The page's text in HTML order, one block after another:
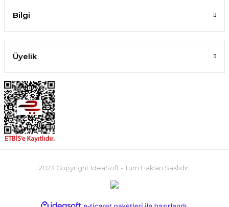
Bilgi
Üyelik
2023 Copyright IdeaSoft - Tüm Hakları Saklıdır.
ideasoft